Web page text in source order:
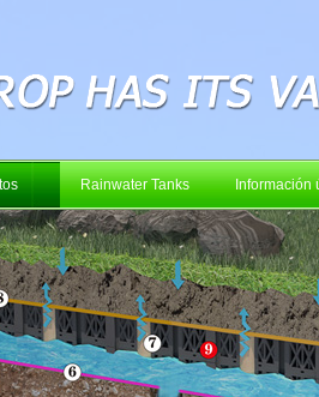
Rainwater Tanks Información